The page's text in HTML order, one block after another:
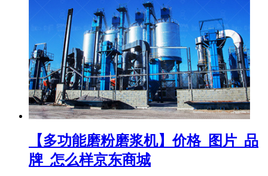
【多功能磨粉磨浆机】价格_图片_品
牌_怎么样京东商城